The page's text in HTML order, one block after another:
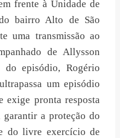
frente à Unidade de
bairro Alto de São
uma transmissão ao
de Allysson
episódio, Rogério
um episódio
exige pronta resposta
garantir a proteção do
do livre exercício de